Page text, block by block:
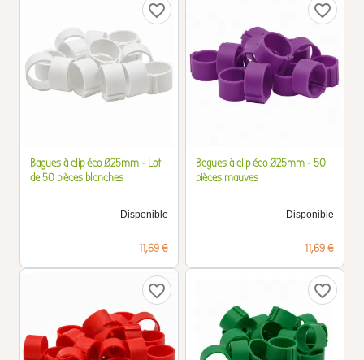
favorite_border
Bagues à clip éco Ø25mm - Lot
de 50 pièces blanches
Disponible
Prix
11,69 €
favorite_border
Bagues à clip éco Ø25mm - 50
pièces mauves
Disponible
Prix
11,69 €
favorite_border favorite_border